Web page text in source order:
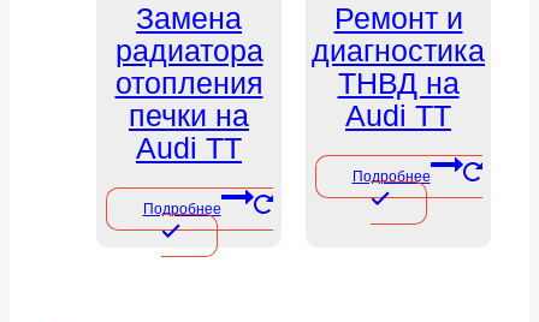
Замена
радиатора
отопления
печки на
Audi TT
Подробнее
Ремонт и
диагностика
ТНВД на
Audi TT
Подробнее